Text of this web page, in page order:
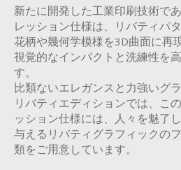
新たに開発した工業印刷技術で
レッション仕様は、リバティパ
花柄や幾何学模様を3D曲面に再
視覚的なインパクトと洗練性を
す。
比類ないエレガンスと力強いグ
リバティエディションでは、こ
ッション仕様には、人々を魅了
与えるリバティグラフィックの
類をご用意しています。